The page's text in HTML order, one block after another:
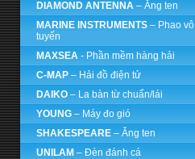
DIAMOND ANTENNA – Ăng ten
MARINE INSTRUMENTS – Phao vô
tuyến
MAXSEA - Phần mềm hàng hải
C-MAP – Hải đồ điện tử
DAIKO – La bàn từ chuẩn/lái
YOUNG – Máy đo gió
SHAKESPEARE – Ăng ten
UNILAM – Đèn đánh cá